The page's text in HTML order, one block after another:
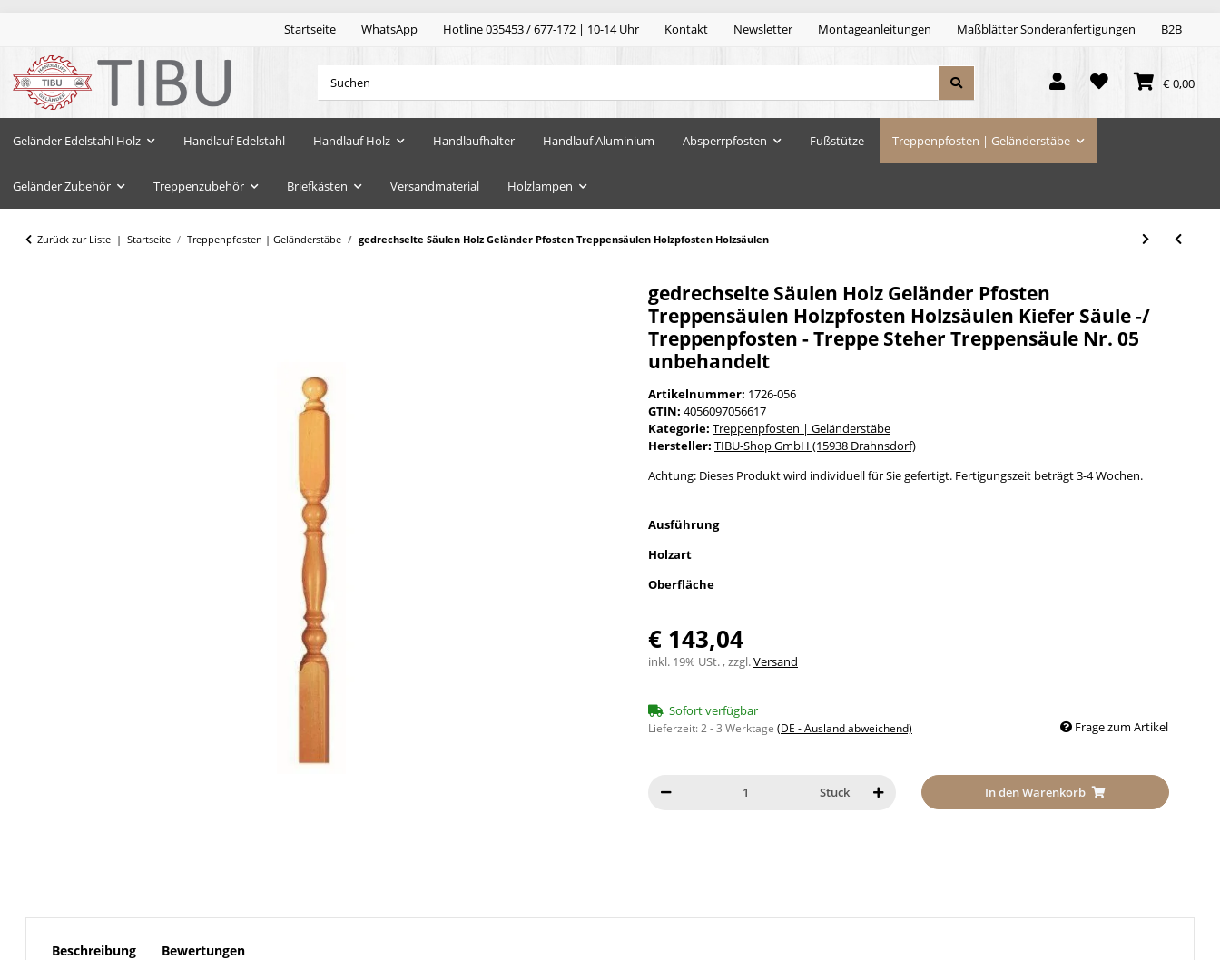
Startseite WhatsApp Hotline 035453 / 677-172 | 10-14 Uhr Kontakt Newsletter Montageanleitungen Maßblätter Sonderanfertigungen B2B
€ 0,00
Geländer Edelstahl Holz Handlauf Edelstahl Handlauf Holz Handlaufhalter Handlauf Aluminium Absperrpfosten Fußstütze Treppenpfosten | Geländerstäbe
Geländer Zubehör Treppenzubehör Briefkästen Versandmaterial Holzlampen
Zurück zur Liste Startseite Treppenpfosten | Geländerstäbe gedrechselte Säulen Holz Geländer Pfosten Treppensäulen Holzpfosten Holzsäulen
gedrechselte Säulen Holz Geländer Pfosten
Treppensäulen Holzpfosten Holzsäulen Kiefer Säule -/
Treppenpfosten - Treppe Steher Treppensäule Nr. 05
unbehandelt
Artikelnummer: 1726-056
GTIN: 4056097056617
Kategorie: Treppenpfosten | Geländerstäbe
Hersteller: TIBU-Shop GmbH (15938 Drahnsdorf)
Achtung: Dieses Produkt wird individuell für Sie gefertigt. Fertigungszeit beträgt 3-4 Wochen.
Ausführung
Holzart
Oberfläche
€ 143,04
inkl. 19% USt. , zzgl.Versand
Sofort verfügbar
Lieferzeit:2 - 3 Werktage (DE - Ausland abweichend) Frage zum Artikel
Stück In den Warenkorb
Beschreibung Bewertungen